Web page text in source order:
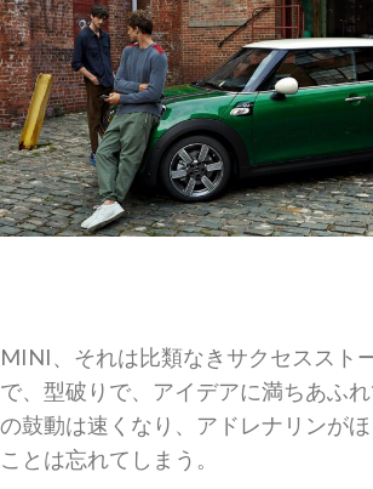
MINI、それは比類なきサクセススト
で、型破りで、アイデアに満ちあふ
の鼓動は速くなり、アドレナリンが
ことは忘れてしまう。